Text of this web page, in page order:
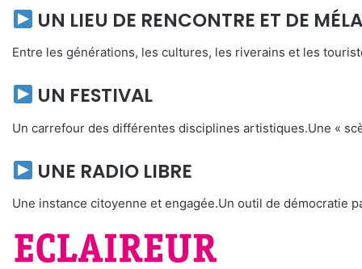
UN LIEU DE RENCONTRE ET DE
Entre les générations, les cultures, les riverains et les
UN FESTIVAL
Un carrefour des différentes disciplines artistiques.Une «
UNE RADIO LIBRE
Une instance citoyenne et engagée.Un outil de démocratie